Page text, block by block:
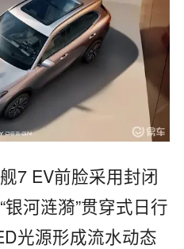
7 EV前脸采用封闭
河涟漪”贯穿式日行
光源形成流水动态